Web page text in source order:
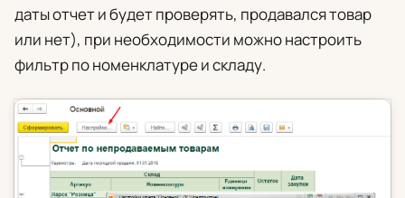
даты отчет и будет проверять, продавался товар
или нет), при необходимости можно настроить
фильтр по номенклатуре и складу.